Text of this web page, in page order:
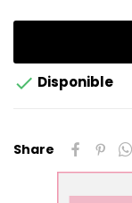
 Disponible
Share